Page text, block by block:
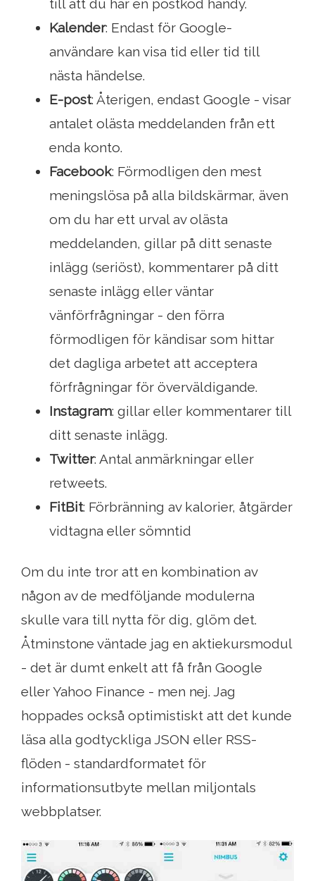
till att du har en postkod handy.
Kalender: Endast för Google-
användare kan visa tid eller tid till
nästa händelse.
E-post: Återigen, endast Google - visar
antalet olästa meddelanden från ett
enda konto.
Facebook: Förmodligen den mest
meningslösa på alla bildskärmar, även
om du har ett urval av olästa
meddelanden, gillar på ditt senaste
inlägg (seriöst), kommentarer på ditt
senaste inlägg eller väntar
vänförfrågningar - den förra
förmodligen för kändisar som hittar
det dagliga arbetet att acceptera
förfrågningar för överväldigande.
Instagram: gillar eller kommentarer till
ditt senaste inlägg.
Twitter: Antal anmärkningar eller
retweets.
FitBit: Förbränning av kalorier, åtgärder
vidtagna eller sömntid
Om du inte tror att en kombination av
någon av de medföljande modulerna
skulle vara till nytta för dig, glöm det.
Åtminstone väntade jag en aktiekursmodul
- det är dumt enkelt att få från Google
eller Yahoo Finance - men nej. Jag
hoppades också optimistiskt att det kunde
läsa alla godtyckliga JSON eller RSS-
flöden - standardformatet för
informationsutbyte mellan miljontals
webbplatser.